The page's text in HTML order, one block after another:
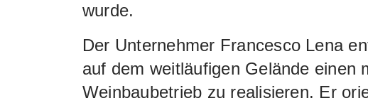
wurde.
Der Unternehmer Francesco Lena
auf dem weitläufigen Gelände einen
Weinbaubetrieb zu realisieren. Er